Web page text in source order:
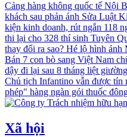
Cảng hàng không quốc tế Nội
khách sau phản ánh Sửa Luật
kiện kinh doanh, rút ngắn 118
thi lại cho 328 thí sinh Tuyên
thay đổi ra sao? Hé lộ hình ảnh
Bán 7 con bò sang Việt Nam
dậy đi lại sau 8 tháng liệt giường
Chủ tịch Infantino vẫn được tín
phép" hàng ngàn gói thuốc
Xã hội